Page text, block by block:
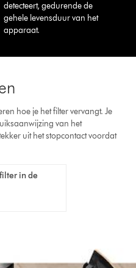
detecteert, gedurende de
gehele levensduur van het
apparaat.
hoe je het filter vervangt. Je
van het
uit het stopcontact voordat
in de